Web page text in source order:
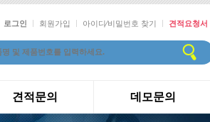
로그인 회원가입 아이디⁄비밀번호 찾기 견적요청서
견적문의 데모문의